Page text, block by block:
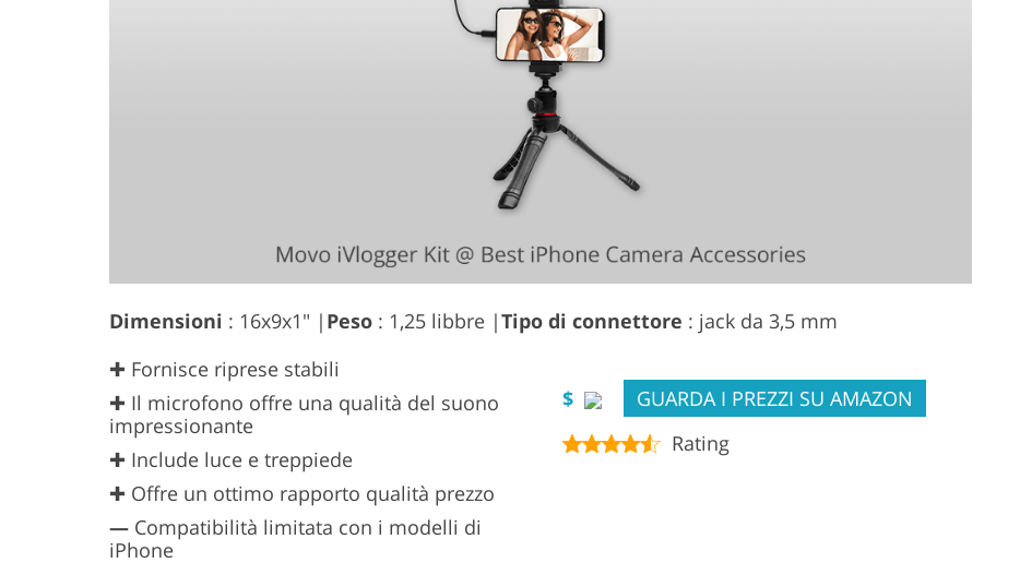
Dimensioni : 16x9x1" | Peso : 1,25 libbre |Tipo di connettore : jack da 3,5 mm
✚ Fornisce riprese stabili
✚ Il microfono offre una qualità del suono
impressionante
✚ Include luce e treppiede
✚ Offre un ottimo rapporto qualità prezzo
— Compatibilità limitata con i modelli di
iPhone
$
GUARDA I PREZZI SU AMAZON
Rating